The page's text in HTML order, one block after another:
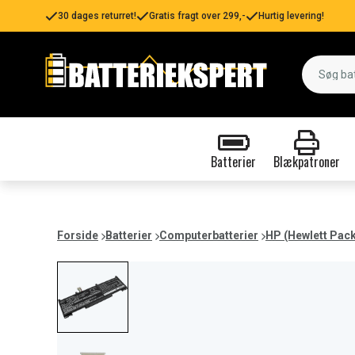
30 dages returret! Gratis fragt over 299,- Hurtig levering!
Batterier Blækpatroner
Forside Batterier Computerbatterier HP (Hewlett